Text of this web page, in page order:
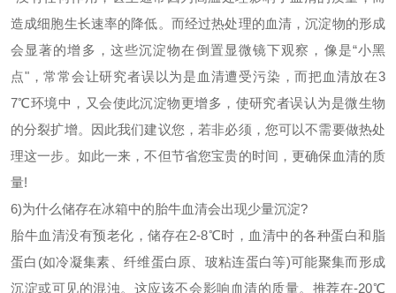
造成细胞生长速率的降低。而经过热处理的血清，沉淀物的形成
会显著的增多，这些沉淀物在倒置显微镜下观察，像是“小黑
点"，常常会让研究者误以为是血清遭受污染，而把血清放在3
7℃环境中，又会使此沉淀物更增多，使研究者误认为是微生物
的分裂扩增。因此我们建议您，若非必须，您可以不需要做热处
理这一步。如此一来，不但节省您宝贵的时间，更确保血清的质
量!
6)为什么储存在冰箱中的胎牛血清会出现少量沉淀?
胎牛血清没有预老化，储存在2-8℃时，血清中的各种蛋白和脂
蛋白(如冷凝集素、纤维蛋白原、玻粘连蛋白等)可能聚集而形成
沉淀或可见的混浊。这应该不会影响血清的质量。推荐在-20℃